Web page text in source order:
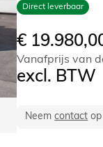
Direct leverbaar
€
Vanafprijs van
excl. BTW
Neemcontact